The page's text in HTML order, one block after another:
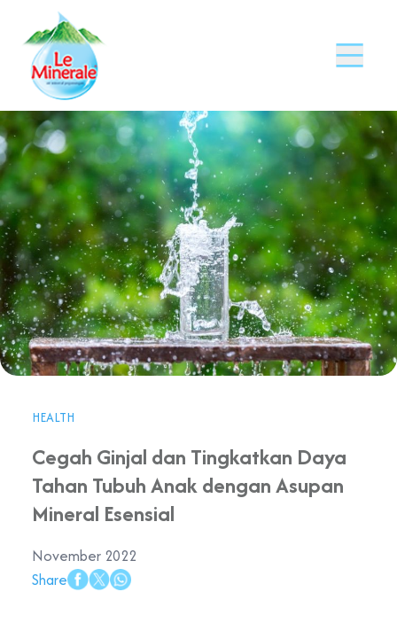
HEALTH
Cegah Ginjal dan Tingkatkan Daya
Tahan Tubuh Anak dengan Asupan
Mineral Esensial
November 2022
Share